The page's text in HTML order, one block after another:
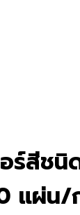
ร์สีช
แผ่น